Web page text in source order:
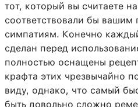
тот, который вы считаете
соответствовали бы вашим
симпатиям. Конечно
сделан перед
полностью оснащены
крафта этих чрезвычайно
виду, однако, что самый
быть довольно сложно